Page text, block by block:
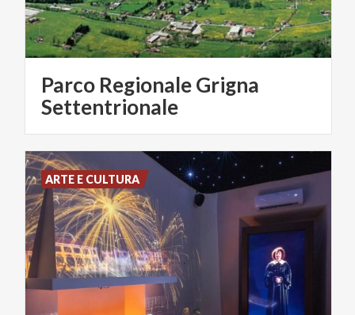
Parco Regionale Grigna
Settentrionale
ARTE E CULTURA